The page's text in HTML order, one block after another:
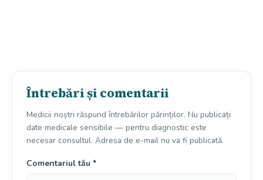
Întrebări și comentarii
Medicii noștri răspund întrebărilor părinților. Nu publicați
date medicale sensibile — pentru diagnostic este
necesar consultul. Adresa de e-mail nu va fi publicată.
Comentariul tău *